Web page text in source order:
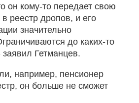
он кому-то передает свою
в реестр дропов, и его
значительно
до каких-то
Гетманцев.
например, пенсионер
он больше не сможет